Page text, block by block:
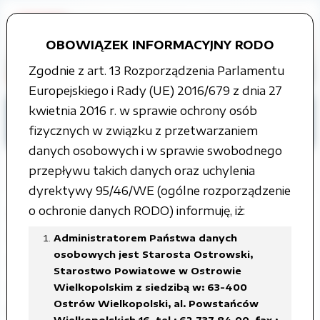
OBOWIĄZEK INFORMACYJNY RODO
Zgodnie z art. 13 Rozporządzenia Parlamentu
Europejskiego i Rady (UE) 2016/679 z dnia 27
kwietnia 2016 r. w sprawie ochrony osób
fizycznych w związku z przetwarzaniem
danych osobowych i w sprawie swobodnego
przepływu takich danych oraz uchylenia
dyrektywy 95/46/WE (ogólne rozporządzenie
o ochronie danych RODO) informuję, iż:
Administratorem Państwa danych
osobowych jest Starosta Ostrowski,
Starostwo Powiatowe w Ostrowie
Wielkopolskim z siedzibą w: 63-400
Ostrów Wielkopolski, al. Powstańców
Strona główna
Grupy tematyczne
Wybory samorządowe
2018
Obwieszczenie Powiatowej Komisji
Wyborczej w Ostrowie
Wielkopolskim z dnia 3 października
2018r. o zarejestrowanych listach
kandydatów na radnych w wyborach